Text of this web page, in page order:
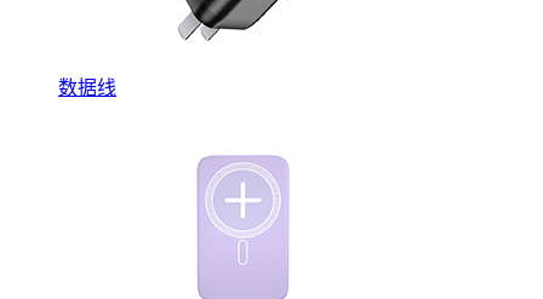
数据线